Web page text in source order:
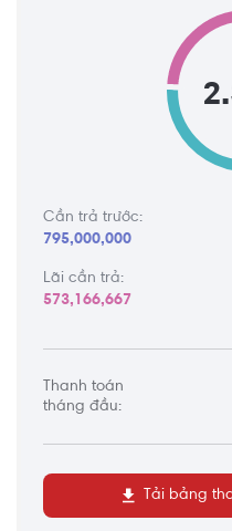
Cần trả trước:
795,000,000
Lãi cần trả:
573,166,667
Thanh toán
tháng đầu:
Tải bảng